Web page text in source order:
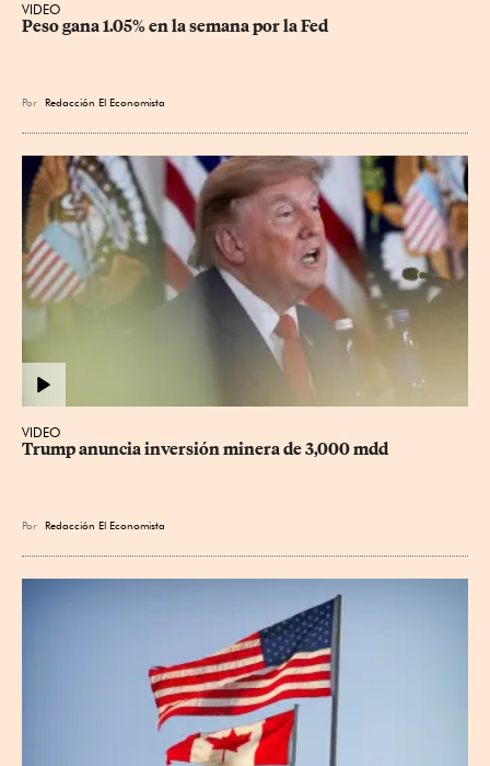
VIDEO
Peso gana 1.05% en la semana por la Fed
Por Redacción El Economista
VIDEO
Trump anuncia inversión minera de 3,000 mdd
Por Redacción El Economista